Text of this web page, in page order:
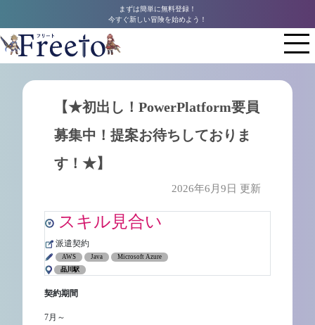
まずは簡単に無料登録！
今すぐ新しい冒険を始めよう！
【★初出し！PowerPlatform要員
募集中！提案お待ちしておりま
す！★】
2026年6月9日 更新
スキル見合い
派遣契約
AWS Java
Microsoft Azure
品川駅
契約期間
7月～